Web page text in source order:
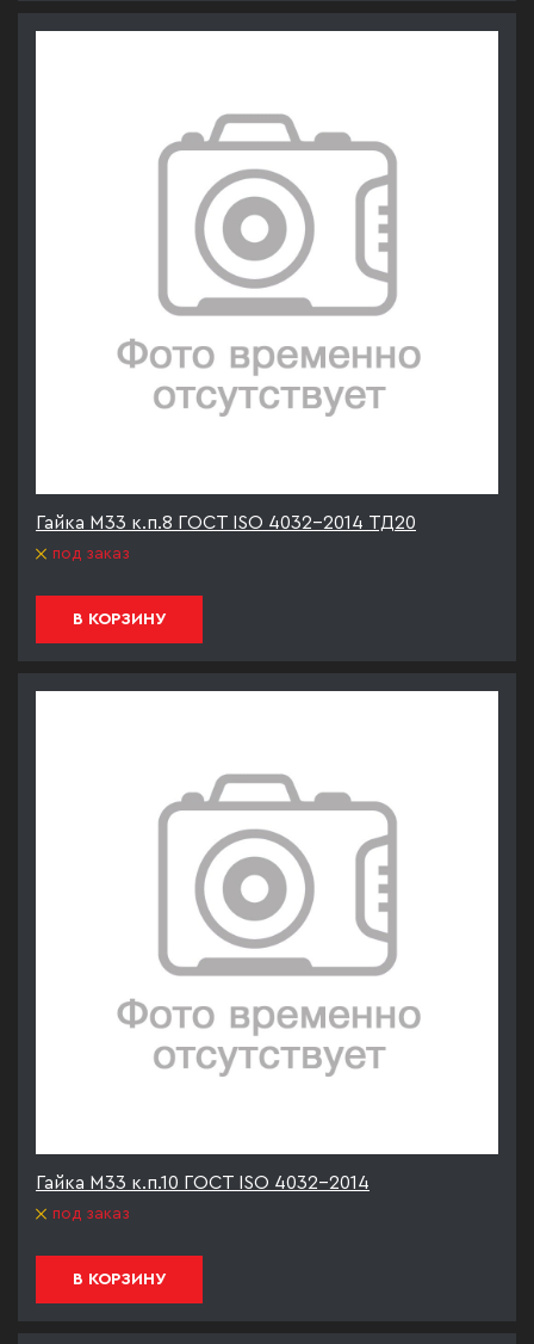
Гайка М33 к.п.8 ГОСТ ISO 4032-2014 ТД20
под заказ
В КОРЗИНУ
Гайка М33 к.п.10 ГОСТ ISO 4032-2014
под заказ
В КОРЗИНУ